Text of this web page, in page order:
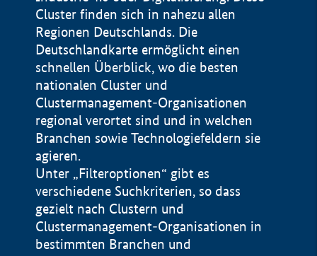
Cluster finden sich in nahezu allen
Regionen Deutschlands. Die
Deutschlandkarte ermöglicht einen
schnellen Überblick, wo die besten
nationalen Cluster und
Clustermanagement-Organisationen
regional verortet sind und in welchen
Branchen sowie Technologiefeldern sie
agieren.
Unter „Filteroptionen“ gibt es
verschiedene Suchkriterien, so dass
gezielt nach Clustern und
Clustermanagement-Organisationen in
bestimmten Branchen und
Impressum
Datenschutzerklärung
BMWE, 2026 ©
100 km © Geobasis-DE / BKG 2015